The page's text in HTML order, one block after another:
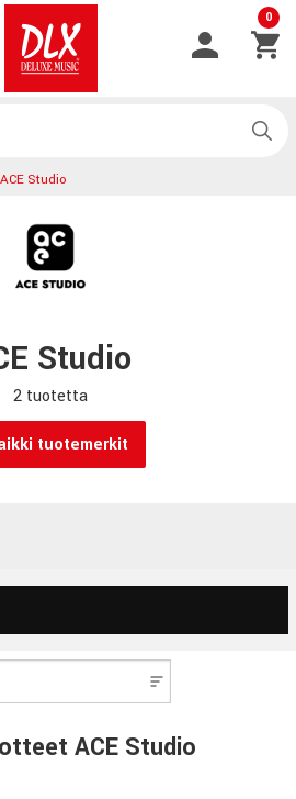
0
ACE Studio
Studio
2 tuotetta
tuotemerkit
ACE Studio